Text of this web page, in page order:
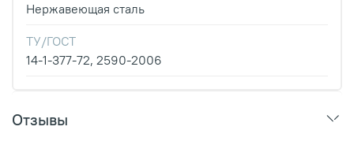
Нержавеющая сталь
ТУ/ГОСТ
14-1-377-72, 2590-2006
Отзывы